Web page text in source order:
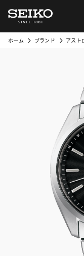
ホーム ブランド アスト